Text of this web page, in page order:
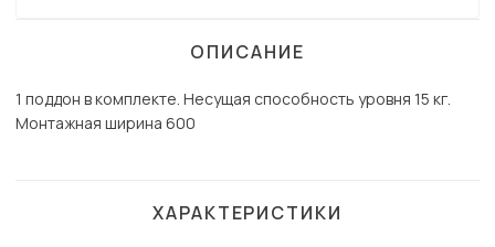
ОПИСАНИЕ
1 поддон в комплекте. Несущая способность уровня 15 кг.
Монтажная ширина 600
ХАРАКТЕРИСТИКИ